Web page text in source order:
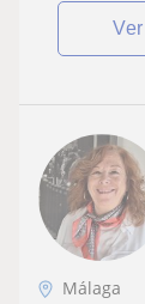
Málaga